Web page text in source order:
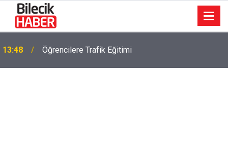
13:48 Öğrencilere Trafik Eğitimi